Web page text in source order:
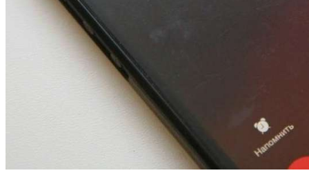
Волгоградские компании нарастили экспорт:
заключены контракты на 3,6 млн долларов